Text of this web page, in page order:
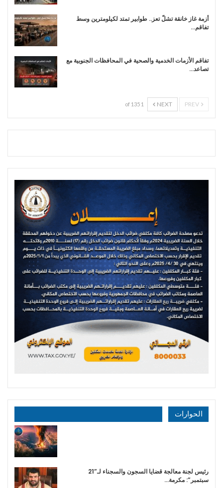
أزمة غاز خانقة تشلّ تعز.. طوابير تمتد لكيلومترين وسط
تفاقم…
تفاقم الأزمات الخدمية والصحية في المحافظات الجنوبية مع
تصاعد…
NEXT
1 of 135
الحوارات
رئيس لجنة معالجة قضايا السجون والسجناء لـ”21
سبتمبر”: مكرمة…